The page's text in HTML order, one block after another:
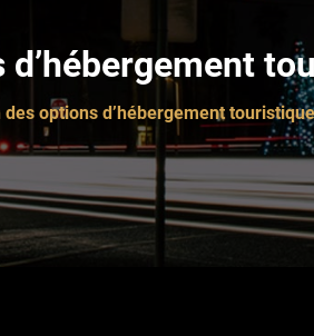
des options d’hébergement